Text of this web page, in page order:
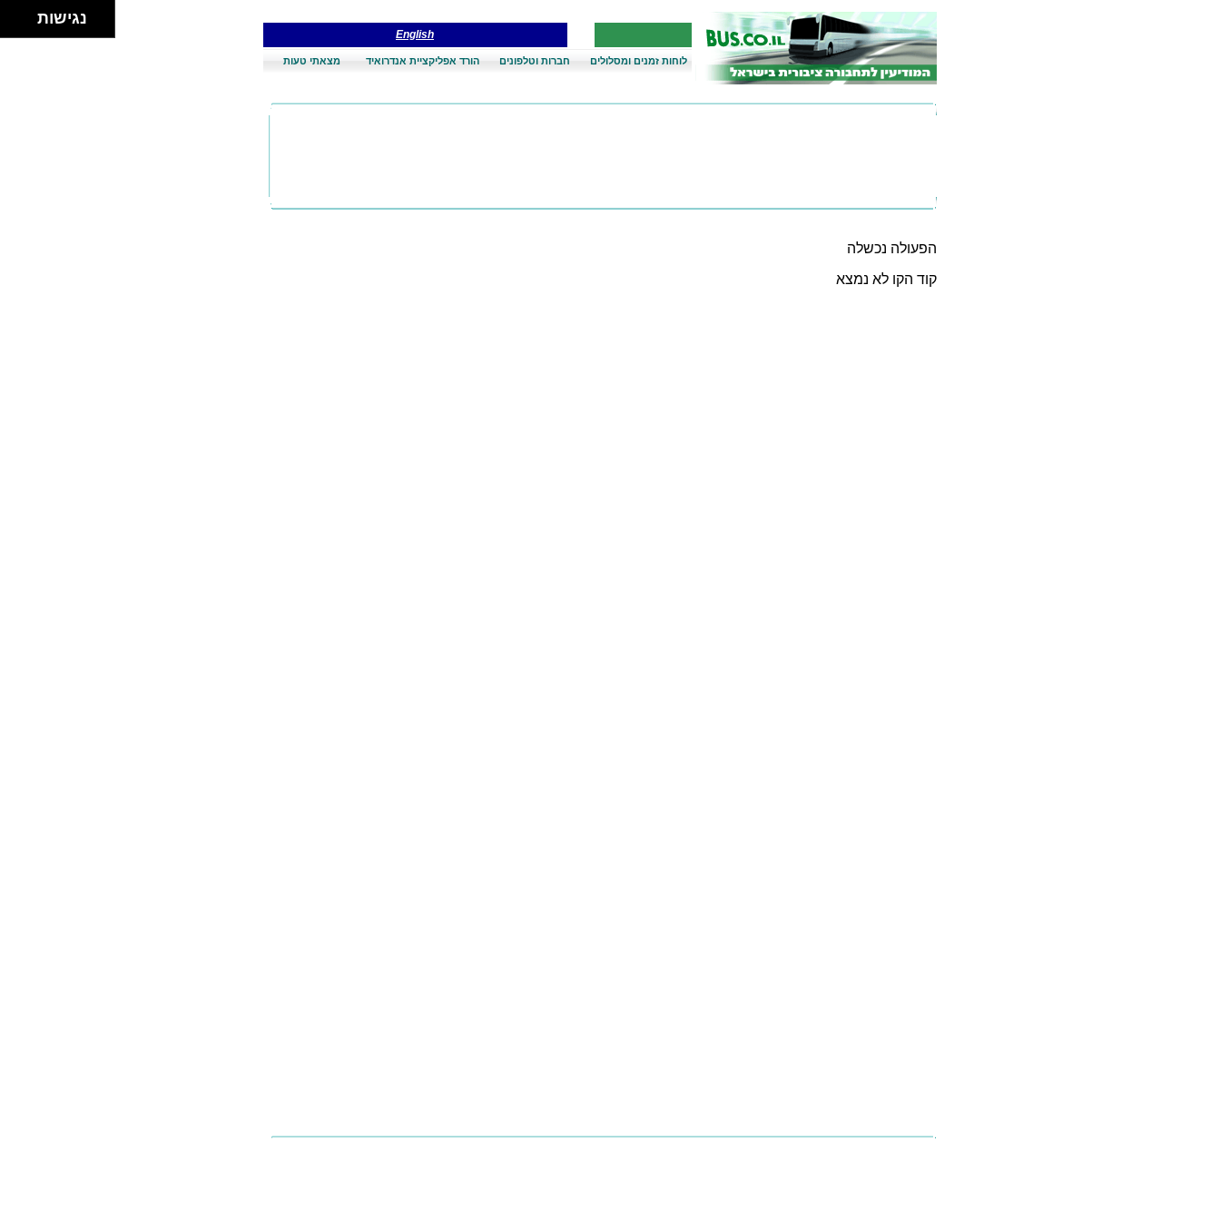
English
לוחות זמנים ומסלולים חברות וטלפונים הורד אפליקציית אנדרואיד מצאתי טעות
הפעולה נכשלה
קוד הקו לא נמצא
נגישות